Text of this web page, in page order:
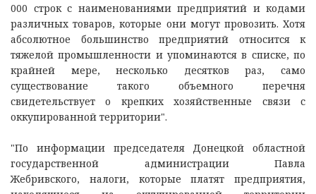
000 строк с наименованиями предприятий и кодами
различных товаров, которые они могут провозить. Хотя
абсолютное большинство предприятий относится к
тяжелой промышленности и упоминаются в списке, по
крайней мере, несколько десятков раз, само
существование такого объемного перечня
свидетельствует о крепких хозяйственные связи с
оккупированной территории".
"По информации председателя Донецкой областной
государственной администрации Павла
Жебривского, налоги, которые платят предприятия,